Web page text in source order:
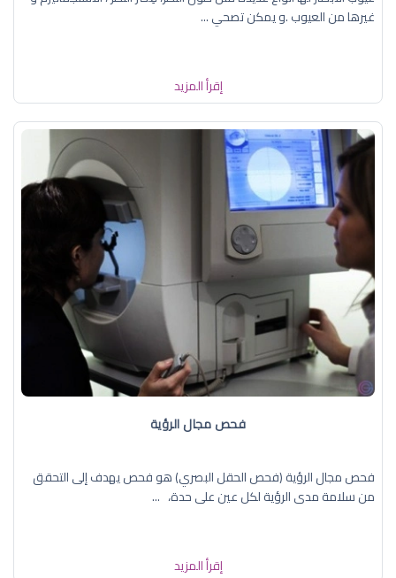
غيرها من العيوب .و يمكن تصحي ...
إقرأ المزيد
فحص مجال الرؤية
فحص مجال الرؤية (فحص الحقل البصري) هو فحص يهدف إلى التحقق
من سلامة مدى الرؤية لكل عين على حدة، ...
إقرأ المزيد